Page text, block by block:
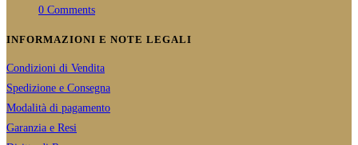
0 Comments
INFORMAZIONI E NOTE LEGALI
Condizioni di Vendita
Spedizione e Consegna
Modalità di pagamento
Garanzia e Resi